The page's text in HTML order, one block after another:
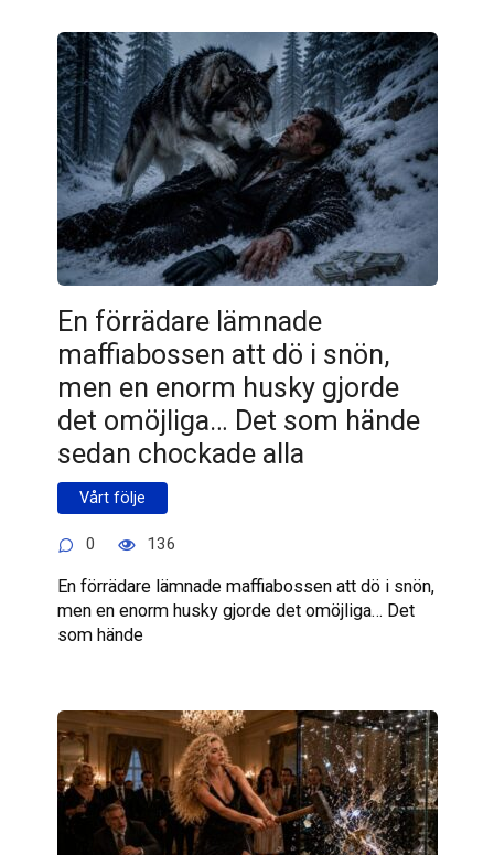
En förrädare lämnade
maffiabossen att dö i snön,
men en enorm husky gjorde
det omöjliga… Det som hände
sedan chockade alla
Vårt följe
0 136
En förrädare lämnade maffiabossen att dö i snön,
men en enorm husky gjorde det omöjliga… Det
som hände